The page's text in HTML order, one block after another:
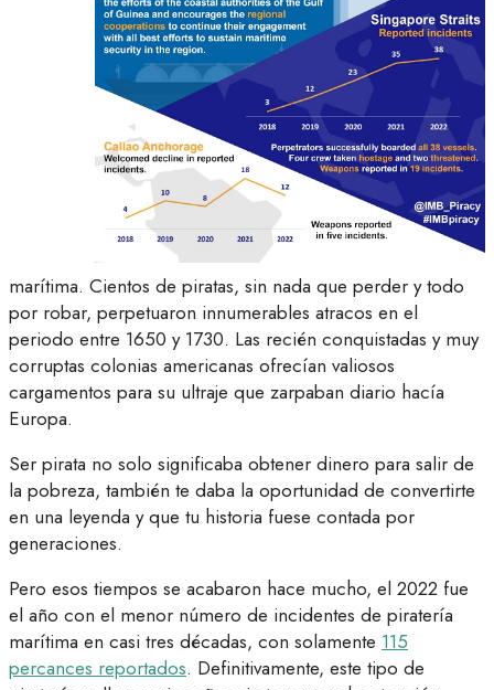
marítima. Cientos de piratas, sin nada que perder y todo
por robar, perpetuaron innumerables atracos en el
periodo entre 1650 y 1730. Las recién conquistadas y muy
corruptas colonias americanas ofrecían valiosos
cargamentos para su ultraje que zarpaban diario hacía
Europa.
Ser pirata no solo significaba obtener dinero para salir de
la pobreza, también te daba la oportunidad de convertirte
en una leyenda y que tu historia fuese contada por
generaciones.
Pero esos tiempos se acabaron hace mucho, el 2022 fue
el año con el menor número de incidentes de piratería
marítima en casi tres décadas, con solamente 115
percances reportados. Definitivamente, este tipo de